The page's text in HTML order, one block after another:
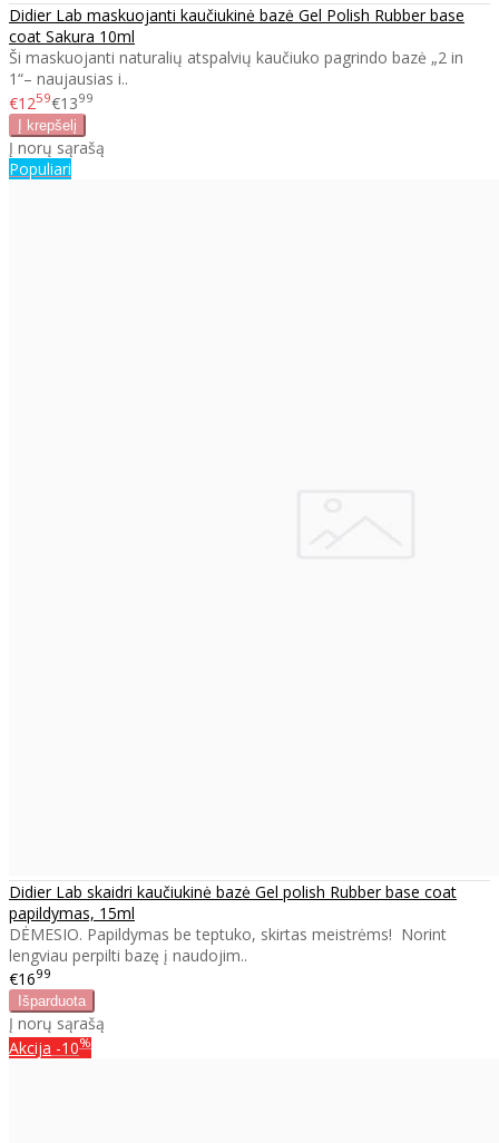
Didier Lab maskuojanti kaučiukinė bazė Gel Polish Rubber base
coat Sakura 10ml
Ši maskuojanti naturalių atspalvių kaučiuko pagrindo bazė „2 in
1“– naujausias i..
€1259€1399
Į norų sąrašą
Populiari
Didier Lab skaidri kaučiukinė bazė Gel polish Rubber base coat
papildymas, 15ml
DĖMESIO. Papildymas be teptuko, skirtas meistrėms! Norint
lengviau perpilti bazę į naudojim..
€1699
Į norų sąrašą
Akcija -10%